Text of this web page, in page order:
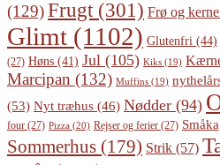
(129)Frugt(301) Frø og
Glimt (1102) Glutenfri (44)
(27) Høns (41) Jul (105) Kiks (19)
Marcipan (132) Muffins (19)
(53) Nyt træhus (46) Nødder (94)
four (27) Pizza (20) Rejser og ferier (27)
Sommerhus (179) Strik (57)